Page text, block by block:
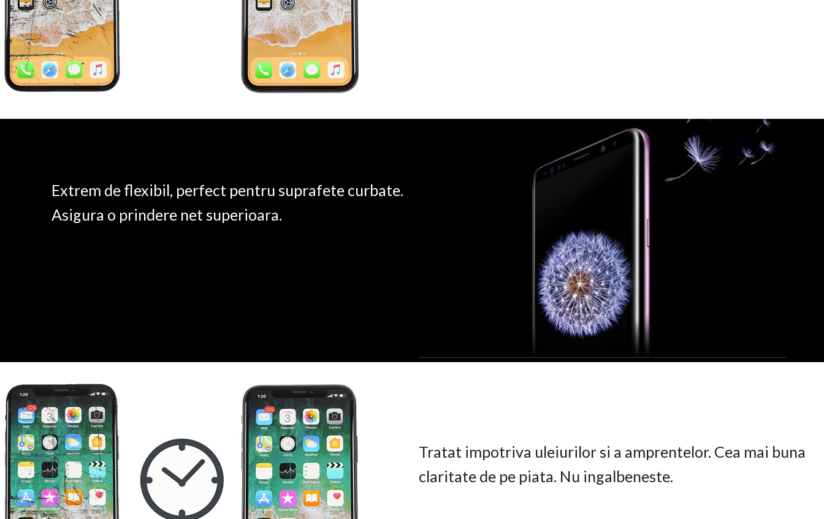
Extrem de flexibil, perfect pentru suprafete curbate.
Asigura o prindere net superioara.
Tratat impotriva uleiurilor si a amprentelor. Cea mai buna
claritate de pe piata. Nu ingalbeneste.